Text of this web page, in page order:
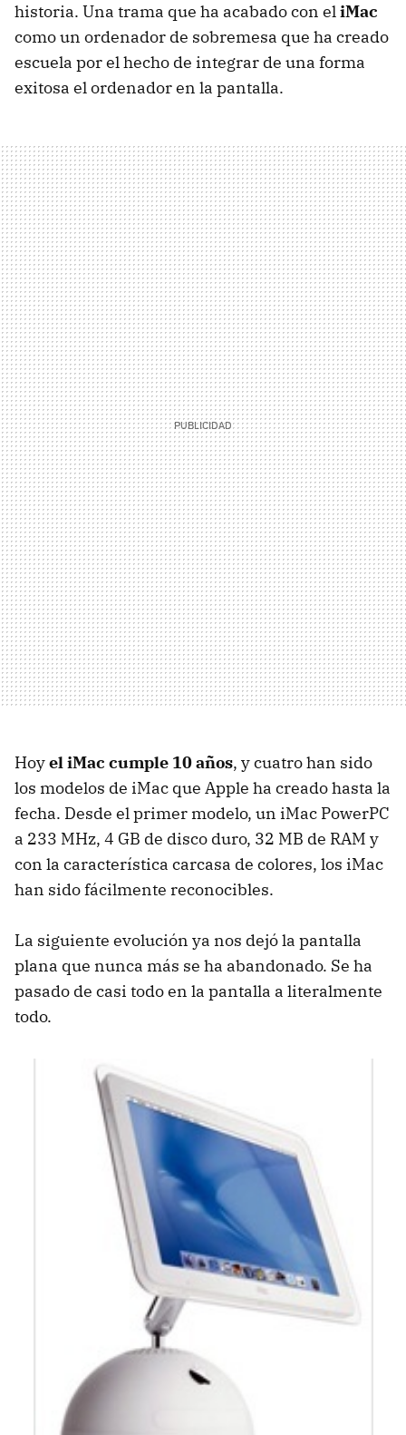
historia. Una trama que ha acabado con eliMac
como un ordenador de sobremesa que ha creado
escuela por el hecho de integrar de una forma
exitosa el ordenador en la pantalla.
Hoyel iMac cumple 10 años, y cuatro han sido
los modelos de iMac que Apple ha creado hasta la
fecha. Desde el primer modelo, un iMac PowerPC
a 233 MHz, 4 GB de disco duro, 32 MB de RAM y
con la característica carcasa de colores, los iMac
han sido fácilmente reconocibles.
La siguiente evolución ya nos dejó la pantalla
plana que nunca más se ha abandonado. Se ha
pasado de casi todo en la pantalla a literalmente
todo.